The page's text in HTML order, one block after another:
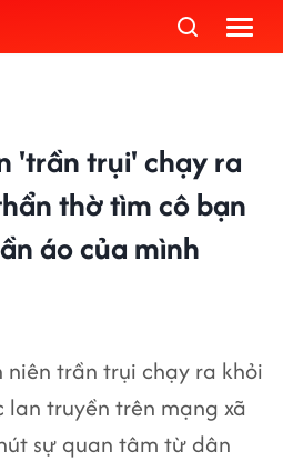
'trần trụi' chạy ra
thờ tìm cô bạn
áo của mình
niên trần trụi chạy ra khỏi
truyền trên mạng xã
sự quan tâm từ dân